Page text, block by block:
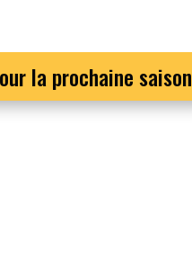
la prochaine saison